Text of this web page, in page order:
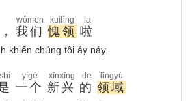
， 我们
wǒmen
愧领
kuìlǐng
啦
la
khiến chúng tôi áy náy.
shì
一个
yígè
新兴
xīnxīng
的
de
领域
lǐngyù